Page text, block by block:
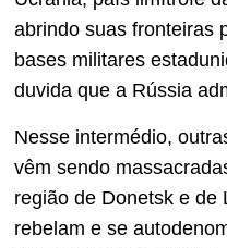
abrindo suas fronteiras
bases militares
duvida que a Rússia
Nesse intermédio,
vêm sendo
região de Donetsk e de
rebelam e se